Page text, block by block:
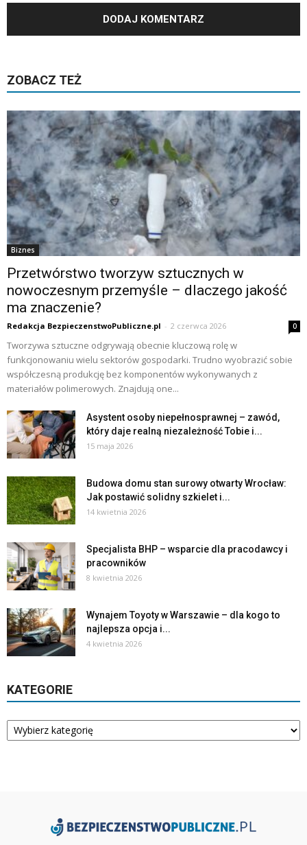
ZOBACZ TEŻ
Biznes
Przetwórstwo tworzyw sztucznych w
nowoczesnym przemyśle – dlaczego jakość
ma znaczenie?
Redakcja BezpieczenstwoPubliczne.pl - 2 czerwca 2026 0
Tworzywa sztuczne odgrywają obecnie kluczową rolę w
funkcjonowaniu wielu sektorów gospodarki. Trudno wyobrazić sobie
współczesną produkcję bez komponentów wykonywanych z
materiałów polimerowych. Znajdują one...
Asystent osoby niepełnosprawnej – zawód,
który daje realną niezależność Tobie i...
15 maja 2026
Budowa domu stan surowy otwarty Wrocław:
Jak postawić solidny szkielet i...
14 kwietnia 2026
Specjalista BHP – wsparcie dla pracodawcy i
pracowników
8 kwietnia 2026
Wynajem Toyoty w Warszawie – dla kogo to
najlepsza opcja i...
4 kwietnia 2026
KATEGORIE
Kategorie